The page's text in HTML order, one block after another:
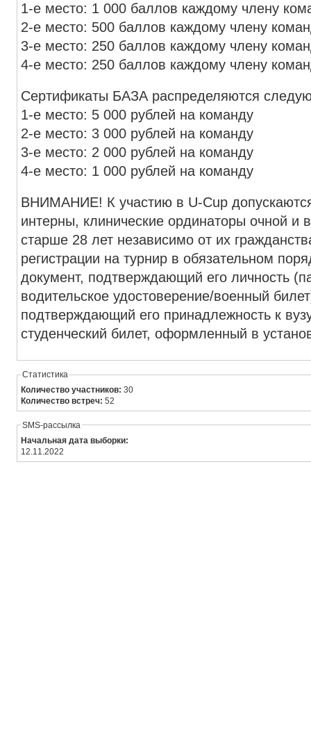
1-е место: 1 000 баллов каждому члену
2-е место: 500 баллов каждому члену
3-е место: 250 баллов каждому члену
4-е место: 250 баллов каждому члену
Сертификаты БАЗА распределяются
1-е место: 5 000 рублей на команду
2-е место: 3 000 рублей на команду
3-е место: 2 000 рублей на команду
4-е место: 1 000 рублей на команду
ВНИМАНИЕ! К участию в U-Cup
интерны, клинические ординаторы очной и
старше 28 лет независимо от их
регистрации на турнир в обязательном
документ, подтверждающий его личность
водительское удостоверение/военный
подтверждающий его принадлежность к
студенческий билет, оформленный в
Статистика
Количество участников:30
Количество встреч:52
SMS-рассылка
Начальная дата выборки:
12.11.2022